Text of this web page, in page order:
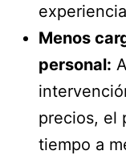
Menos
personal:
precios, el
tiempo a